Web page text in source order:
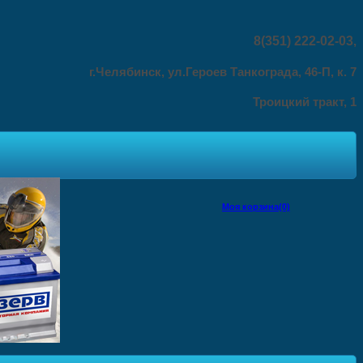
8(351) 222-02-03,
г.Челябинск, ул.Героев Танкограда, 46-П, к. 7
Троицкий тракт, 1
Моя корзина(0)